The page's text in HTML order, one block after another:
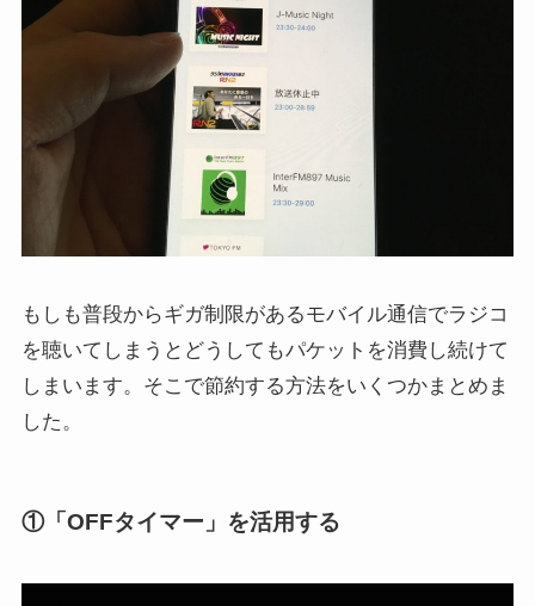
もしも普段からギガ制限があるモバイル通信でラジコ
を聴いてしまうとどうしてもパケットを消費し続けて
しまいます。そこで節約する方法をいくつかまとめま
した。
①「OFFタイマー」を活用する